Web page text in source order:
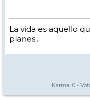
La vida es aquello
planes...
Karma: 0 -